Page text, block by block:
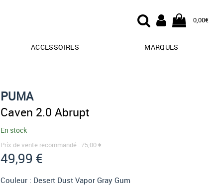
0,00€
ACCESSOIRES MARQUES
PUMA
Caven 2.0 Abrupt
En stock
Prix de vente recommandé : 75,00 €
49,99 €
Couleur : Desert Dust Vapor Gray Gum